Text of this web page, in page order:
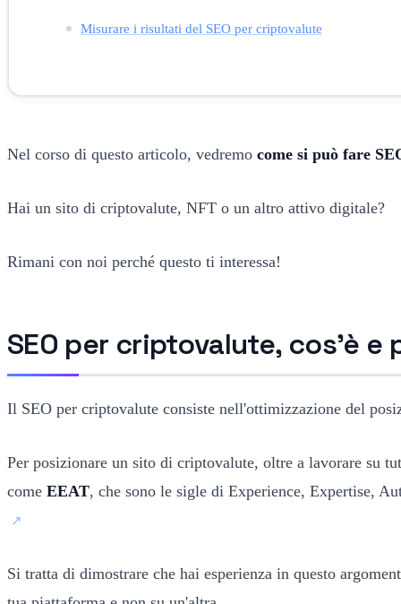
Misurare i risultati del SEO per criptovalute
Nel corso di questo articolo, vedremo come si può fare
Hai un sito di criptovalute, NFT o un altro attivo digitale?
Rimani con noi perché questo ti interessa!
SEO per criptovalute, cos'è
Il SEO per criptovalute consiste nell'ottimizzazione del
Per posizionare un sito di criptovalute, oltre a lavorare su
come EEAT, che sono le sigle di Experience, Expertise,
Si tratta di dimostrare che hai esperienza in questo